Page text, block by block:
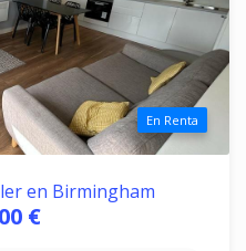
En Renta
en Birmingham
€